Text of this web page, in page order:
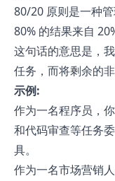
80/20 原则是一种
80% 的结果来自
这句话的意思是，
任务，而将剩余的
示例:
作为一名程序员，
和代码审查等任务
具。
作为一名市场营销